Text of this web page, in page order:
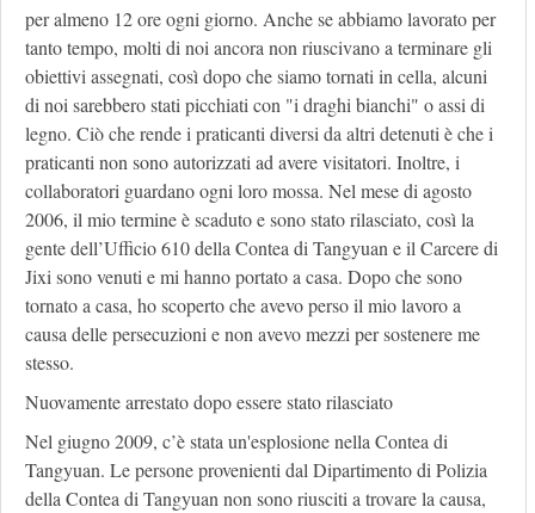
per almeno 12 ore ogni giorno. Anche se abbiamo lavorato per
tanto tempo, molti di noi ancora non riuscivano a terminare gli
obiettivi assegnati, così dopo che siamo tornati in cella, alcuni
di noi sarebbero stati picchiati con "i draghi bianchi" o assi di
legno. Ciò che rende i praticanti diversi da altri detenuti è che i
praticanti non sono autorizzati ad avere visitatori. Inoltre, i
collaboratori guardano ogni loro mossa. Nel mese di agosto
2006, il mio termine è scaduto e sono stato rilasciato, così la
gente dell’Ufficio 610 della Contea di Tangyuan e il Carcere di
Jixi sono venuti e mi hanno portato a casa. Dopo che sono
tornato a casa, ho scoperto che avevo perso il mio lavoro a
causa delle persecuzioni e non avevo mezzi per sostenere me
stesso.
Nuovamente arrestato dopo essere stato rilasciato
Nel giugno 2009, c’è stata un'esplosione nella Contea di
Tangyuan. Le persone provenienti dal Dipartimento di Polizia
della Contea di Tangyuan non sono riusciti a trovare la causa,